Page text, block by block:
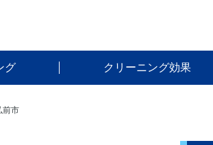
グ クリーニング効果
前市